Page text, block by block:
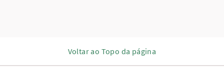
Voltar ao Topo da página